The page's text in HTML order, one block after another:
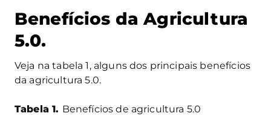
Benefícios da Agricultura
5.0.
Veja na tabela 1, alguns dos principais benefícios
da agricultura 5.0.
Tabela 1. Benefícios de agricultura 5.0